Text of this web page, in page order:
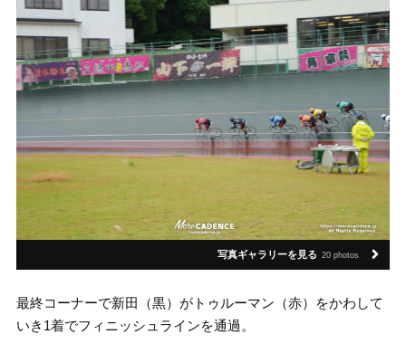
写真ギャラリーを見る 20 photos
最終コーナーで新田（黒）がトゥルーマン（赤）をかわして
いき1着でフィニッシュラインを通過。